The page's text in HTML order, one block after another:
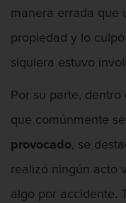
manera errada que
propiedad y lo
siquiera estuvo
Por su parte,
que comúnmente
provocado, se
realizó ningún acto
algo por accidente.
Asalto